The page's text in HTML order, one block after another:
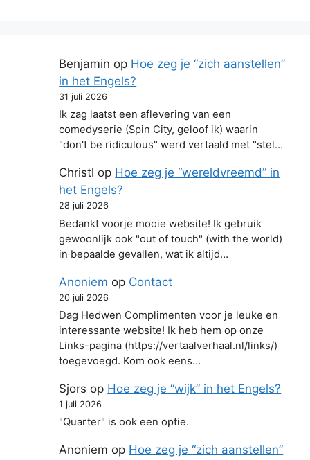
Benjamin op Hoe zeg je “zich aanstellen”
in het Engels?
31 juli 2026
Ik zag laatst een aflevering van een
comedyserie (Spin City, geloof ik) waarin
"don't be ridiculous" werd vertaald met "stel…
Christl op Hoe zeg je “wereldvreemd” in
het Engels?
28 juli 2026
Bedankt voorje mooie website! Ik gebruik
gewoonlijk ook "out of touch" (with the world)
in bepaalde gevallen, wat ik altijd…
Anoniem op Contact
20 juli 2026
Dag Hedwen Complimenten voor je leuke en
interessante website! Ik heb hem op onze
Links-pagina (https://vertaalverhaal.nl/links/)
toegevoegd. Kom ook eens…
Sjors op Hoe zeg je “wijk” in het Engels?
1 juli 2026
"Quarter" is ook een optie.
Anoniem op Hoe zeg je “zich aanstellen”